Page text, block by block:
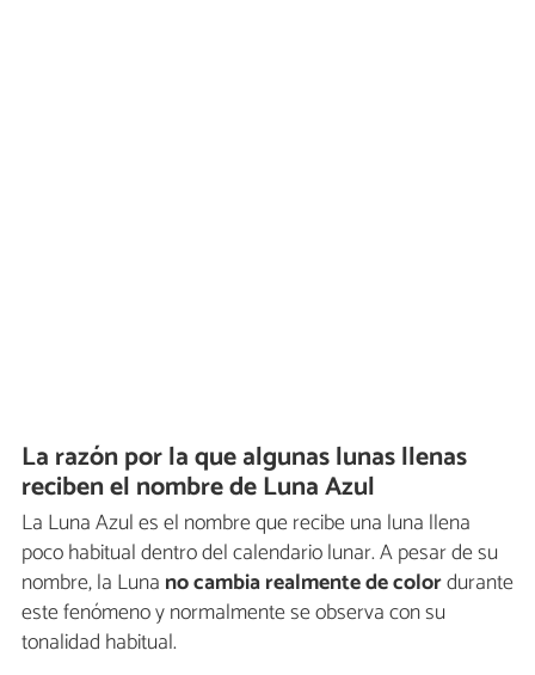
La razón por la que algunas lunas llenas
reciben el nombre de Luna Azul
La Luna Azul es el nombre que recibe una luna llena
poco habitual dentro del calendario lunar. A pesar de su
nombre, la Luna no cambia realmente de colordurante
este fenómeno y normalmente se observa con su
tonalidad habitual.